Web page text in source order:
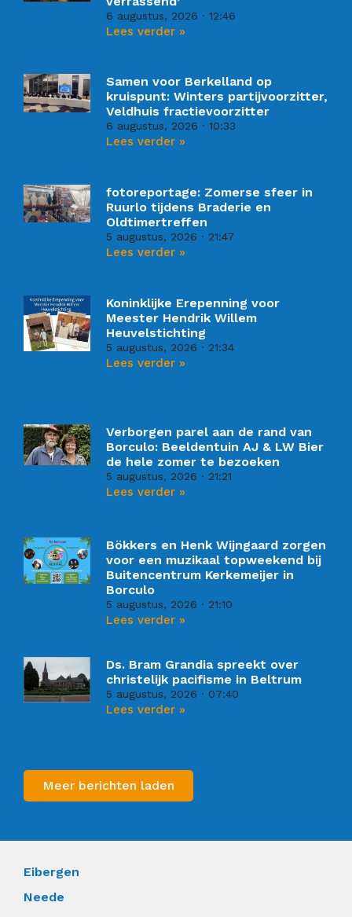
6 augustus, 2026 12:46
Lees verder »
Samen voor Berkelland op
kruispunt: Winters partijvoorzitter,
Veldhuis fractievoorzitter
6 augustus, 2026 10:33
Lees verder »
fotoreportage: Zomerse sfeer in
Ruurlo tijdens Braderie en
Oldtimertreffen
5 augustus, 2026 21:47
Lees verder »
Koninklijke Erepenning voor
Meester Hendrik Willem
Heuvelstichting
5 augustus, 2026 21:34
Lees verder »
Verborgen parel aan de rand van
Borculo: Beeldentuin AJ & LW Bier
de hele zomer te bezoeken
5 augustus, 2026 21:21
Lees verder »
Bökkers en Henk Wijngaard zorgen
voor een muzikaal topweekend bij
Buitencentrum Kerkemeijer in
Borculo
5 augustus, 2026 21:10
Lees verder »
Ds. Bram Grandia spreekt over
christelijk pacifisme in Beltrum
5 augustus, 2026 07:40
Lees verder »
Meer berichten laden
Eibergen
Neede